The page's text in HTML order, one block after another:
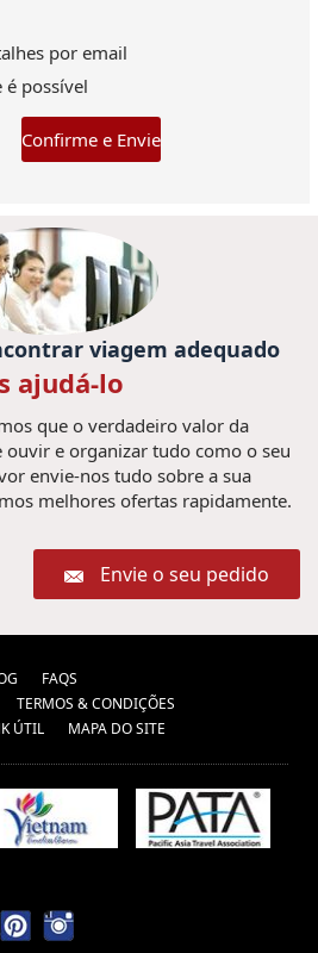
por email
é possí­vel
Confirme e Envie
viagem adequado
ajudá-lo
que o verdadeiro valor da
ouvir e organizar tudo como o seu
envie-nos tudo sobre a sua
melhores ofertas rapidamente.
Envie o seu pedido
FAQS
TERMOS & CONDIÇÕES
ÚTIL MAPA DO SITE